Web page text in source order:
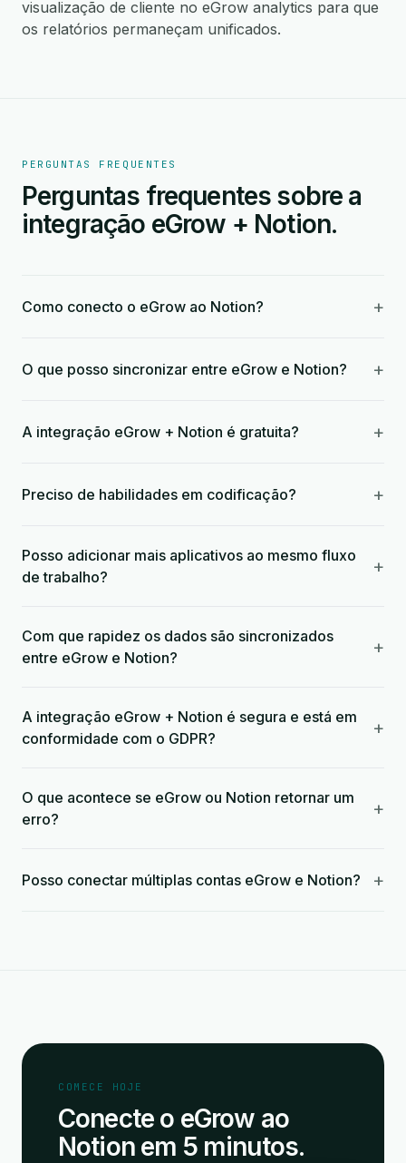
visualização de cliente no eGrow analytics para que
os relatórios permaneçam unificados.
PERGUNTAS FREQUENTES
Perguntas frequentes sobre a
integração eGrow + Notion.
Como conecto o eGrow ao Notion? +
O que posso sincronizar entre eGrow e Notion? +
A integração eGrow + Notion é gratuita? +
Preciso de habilidades em codificação? +
Posso adicionar mais aplicativos ao mesmo fluxo
de trabalho?
+
Com que rapidez os dados são sincronizados
entre eGrow e Notion?
+
A integração eGrow + Notion é segura e está em
conformidade com o GDPR?
+
O que acontece se eGrow ou Notion retornar um
erro?
+
Posso conectar múltiplas contas eGrow e Notion? +
COMECE HOJE
Conecte o eGrow ao
Notion em 5 minutos.